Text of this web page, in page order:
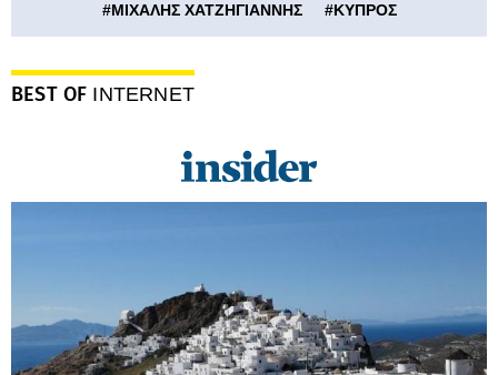
#ΜΙΧΑΛΗΣ ΧΑΤΖΗΓΙΑΝΝΗΣ #ΚΥΠΡΟΣ
BEST OF INTERNET